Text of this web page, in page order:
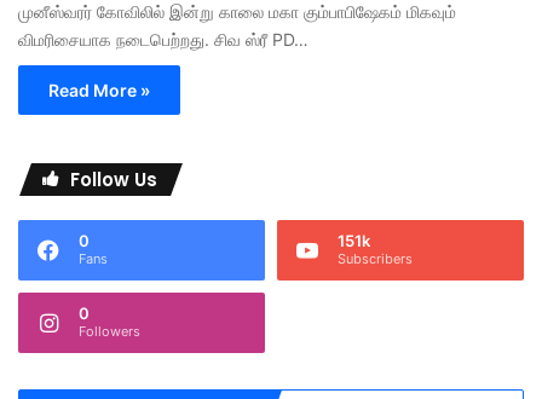
முனீஸ்வரர் கோவிலில் இன்று காலை மகா கும்பாபிஷேகம் மிகவும்
விமரிசையாக நடைபெற்றது. சிவ ஸ்ரீ PD…
Read More »
Follow Us
0
Fans
151k
Subscribers
0
Followers